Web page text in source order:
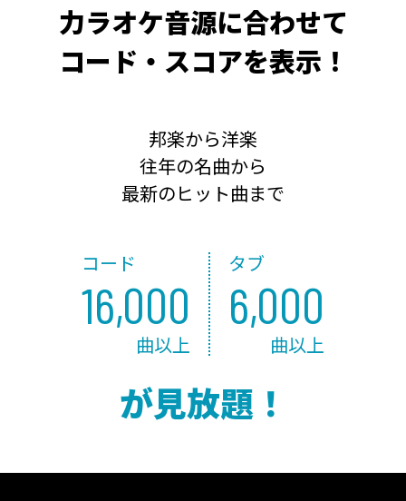
力ラオケ音源に合わせて
コード・スコアを表示！
邦楽から洋楽
往年の名曲から
最新のヒット曲まで
コード
16,000
曲以上
タブ
6,000
曲以上
が見放題！